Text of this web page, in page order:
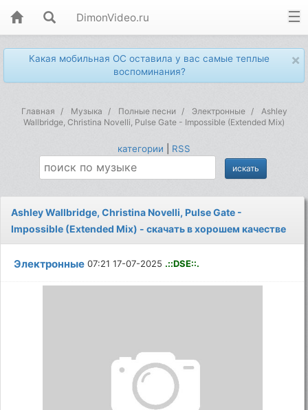
DimonVideo.ru
×
Какая мобильная ОС оставила у вас самые теплые
воспоминания?
Главная Музыка Полные песни Электронные
Ashley
Wallbridge, Christina Novelli, Pulse Gate - Impossible (Extended Mix)
категории RSS
Ashley Wallbridge, Christina Novelli, Pulse Gate -
Impossible (Extended Mix) - скачать в хорошем качестве
Электронные 07:21 17-07-2025 .::DSE::.